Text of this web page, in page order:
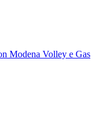
Modena Volley e Gas